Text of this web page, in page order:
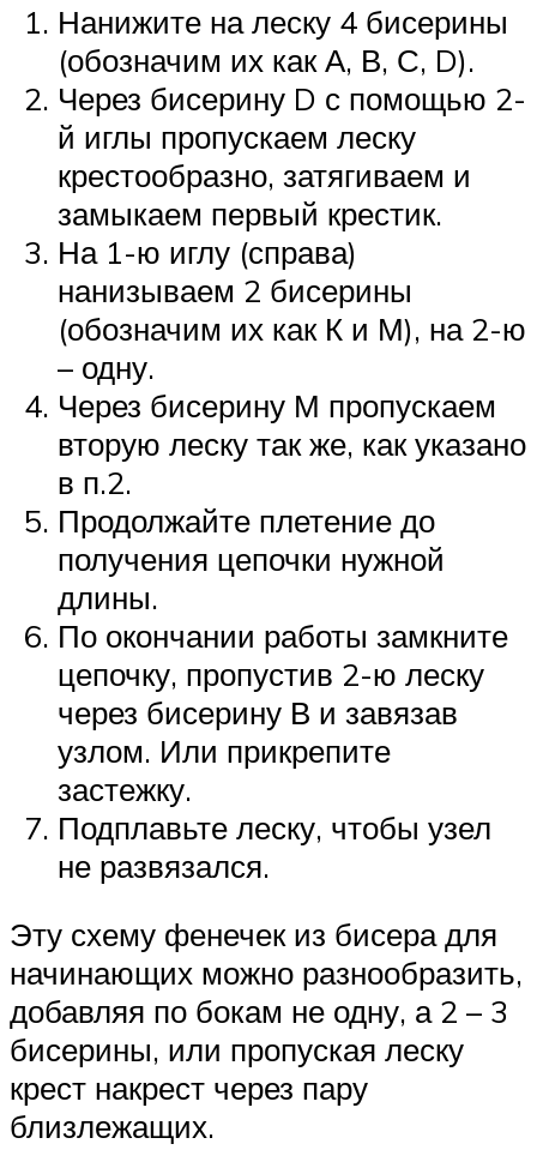
Нанижите на леску 4 бисерины
(обозначим их как А, В, С, D).
Через бисерину D с помощью 2-
й иглы пропускаем леску
крестообразно, затягиваем и
замыкаем первый крестик.
На 1-ю иглу (справа)
нанизываем 2 бисерины
(обозначим их как К и М), на 2-ю
– одну.
Через бисерину М пропускаем
вторую леску так же, как указано
в п.2.
Продолжайте плетение до
получения цепочки нужной
длины.
По окончании работы замкните
цепочку, пропустив 2-ю леску
через бисерину В и завязав
узлом. Или прикрепите
застежку.
Подплавьте леску, чтобы узел
не развязался.
Эту схему фенечек из бисера для
начинающих можно разнообразить,
добавляя по бокам не одну, а 2 – 3
бисерины, или пропуская леску
крест накрест через пару
близлежащих.